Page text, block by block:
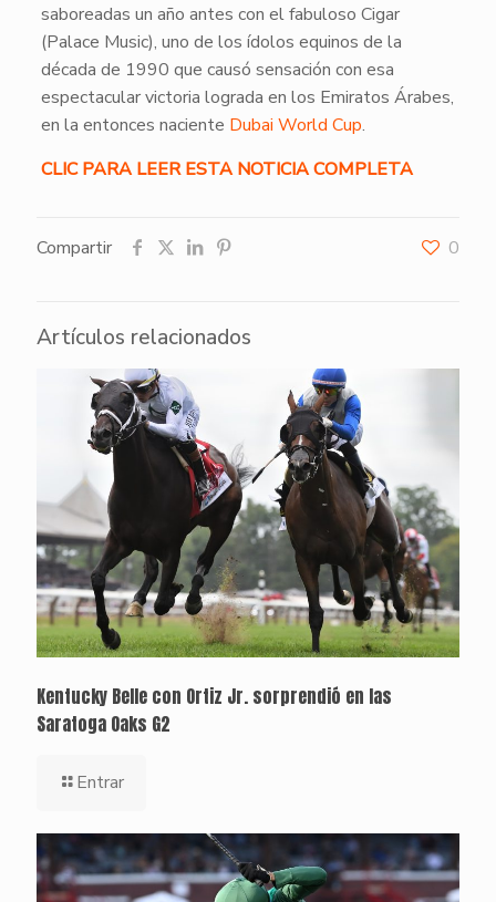
saboreadas un año antes con el fabuloso Cigar
(Palace Music), uno de los ídolos equinos de la
década de 1990 que causó sensación con esa
espectacular victoria lograda en los Emiratos Árabes,
en la entonces naciente Dubai World Cup.
CLIC PARA LEER ESTA NOTICIA COMPLETA
Compartir 0
Artículos relacionados
Kentucky Belle con Ortiz Jr. sorprendió en las
Saratoga Oaks G2
Entrar